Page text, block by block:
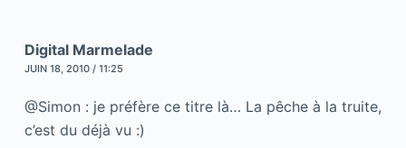
Digital Marmelade
JUIN 18, 2010 / 11:25
@Simon : je préfère ce titre là… La pêche à la truite,
c’est du déjà vu :)